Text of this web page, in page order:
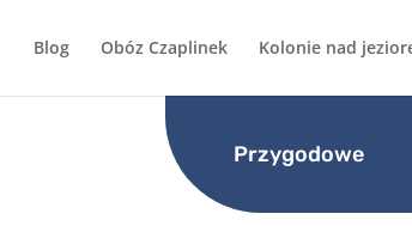
Blog Obóz Czaplinek Kolonie nad
Przygodowe